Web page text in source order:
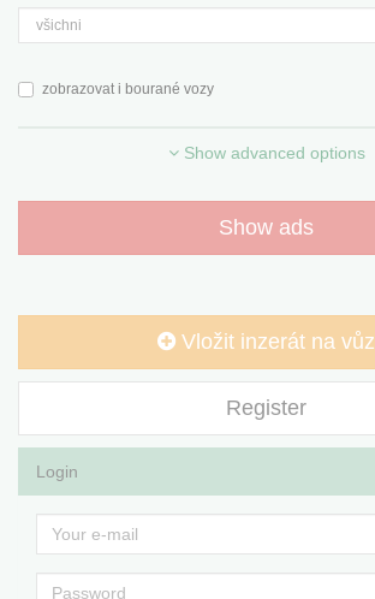
zobrazovat i bourané vozy
Show advanced options
Show ads
Vložit inzerát na vůz
Register
Login